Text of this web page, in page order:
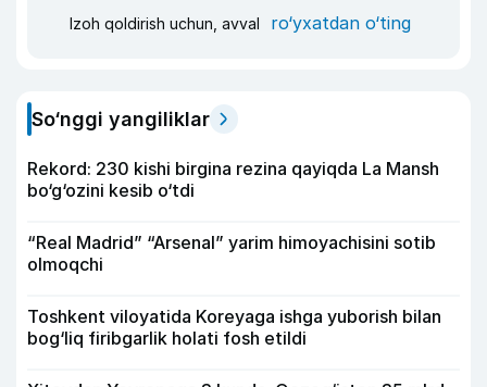
Izoh qoldirish uchun, avval ro‘yxatdan o‘ting
So‘nggi yangiliklar
Rekord: 230 kishi birgina rezina qayiqda La Mansh
bo‘g‘ozini kesib o‘tdi
“Real Madrid” “Arsenal” yarim himoyachisini sotib
olmoqchi
Toshkent viloyatida Koreyaga ishga yuborish bilan
bog‘liq firibgarlik holati fosh etildi